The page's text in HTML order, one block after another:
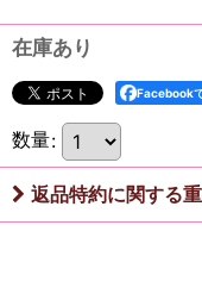
在庫あり
Facebook
数量:
返品特約に関する